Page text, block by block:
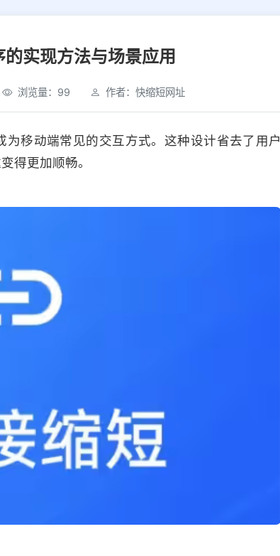
实现方法与场景应用
浏览量：99 作者：快缩短网址
移动端常见的交互方式。这种设计省去了用户
得更加顺畅。